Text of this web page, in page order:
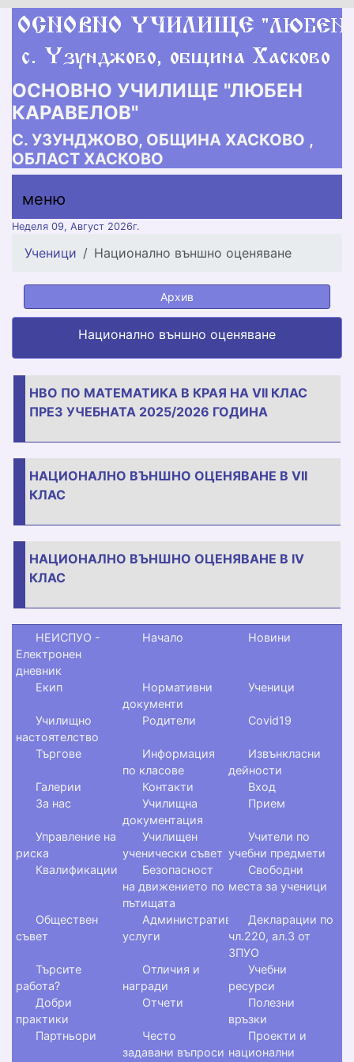
ОСНОВНО УЧИЛИЩЕ "ЛЮБЕН
КАРАВЕЛОВ"
С. УЗУНДЖОВО, ОБЩИНА ХАСКОВО ,
ОБЛАСТ ХАСКОВО
меню горно
меню
меню
Неделя 09, Август 2026г.
Ученици Национално външно оценяване
Архив
Национално външно оценяване
НВО ПО МАТЕМАТИКА В КРАЯ НА VII КЛАС
ПРЕЗ УЧЕБНАТА 2025/2026 ГОДИНА
НАЦИОНАЛНО ВЪНШНО ОЦЕНЯВАНЕ В VII
КЛАС
НАЦИОНАЛНО ВЪНШНО ОЦЕНЯВАНЕ В IV
КЛАС
НЕИСПУО -
Електронен
дневник
Начало Новини
Екип
Нормативни
документи
Ученици
Училищно
настоятелство
Родители Covid19
Търгове
Информация
по класове
Извънкласни
дейности
Галерии
Контакти
Вход
За нас
Училищна
документация
Прием
Управление на
риска
Училищен
ученически съвет
Учители по
учебни предмети
Квалификации
Безопасност
на движението по
пътищата
Свободни
места за ученици
Обществен
съвет
Административни
услуги
Декларации по
чл.220, ал.3 от
ЗПУО
Търсите
работа?
Отличия и
награди
Учебни
ресурси
Добри
практики
Отчети
Полезни
връзки
Партньори
Често
задавани въпроси
Проекти и
национални